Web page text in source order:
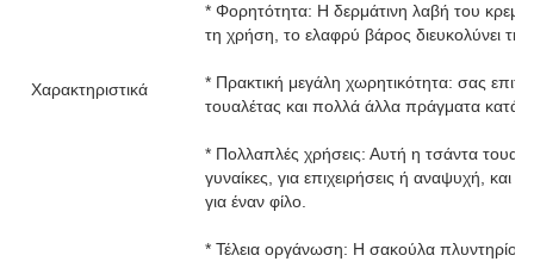
Χαρακτηριστικά
* Φορητότητα: Η δερμάτινη λαβή του
τη χρήση, το ελαφρύ βάρος διευκολύνει τη
* Πρακτική μεγάλη χωρητικότητα: σας
τουαλέτας και πολλά άλλα πράγματα κατά
* Πολλαπλές χρήσεις: Αυτή η τσάντα
γυναίκες, για επιχειρήσεις ή αναψυχή, και
για έναν φίλο.
* Τέλεια οργάνωση: Η σακούλα πλυντηρίου